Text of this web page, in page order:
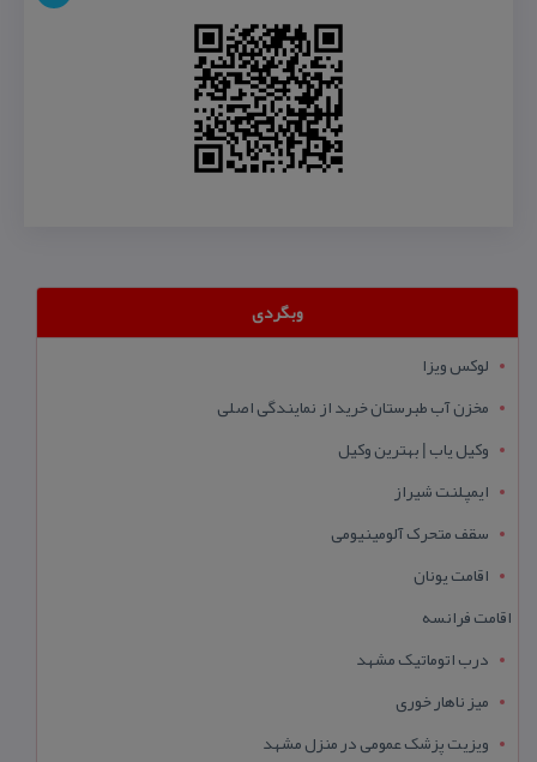
وبگردی
لوکس ویزا
مخزن آب طبرستان خرید از نمایندگی اصلی
وکیل یاب | بهترین وکیل
ایمپلنت شیراز
سقف متحرک آلومینیومی
اقامت یونان
اقامت فرانسه
درب اتوماتیک مشهد
میز ناهار خوری
ویزیت پزشک عمومی در منزل مشهد